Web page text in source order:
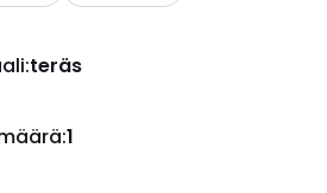
vaihtoehdot
:teräs
vaihtoehdot
:1
olevat vaihtoehdot
olevat vaihtoehdot